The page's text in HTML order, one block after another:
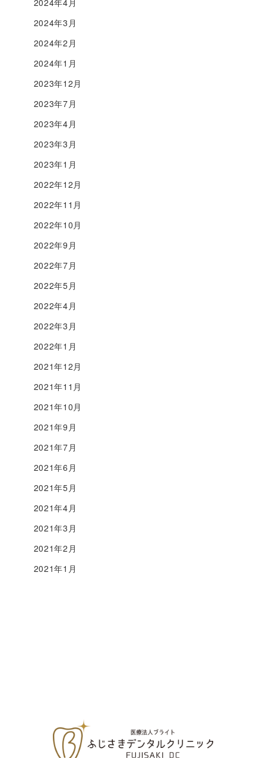
2024年3月
2024年2月
2024年1月
2023年12月
2023年7月
2023年4月
2023年3月
2023年1月
2022年12月
2022年11月
2022年10月
2022年9月
2022年7月
2022年5月
2022年4月
2022年3月
2022年1月
2021年12月
2021年11月
2021年10月
2021年9月
2021年7月
2021年6月
2021年5月
2021年4月
2021年3月
2021年2月
2021年1月